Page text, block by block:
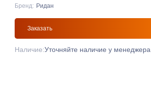
Бренд: Ридан
Заказать
Наличие:Уточняйте наличие у менеджера